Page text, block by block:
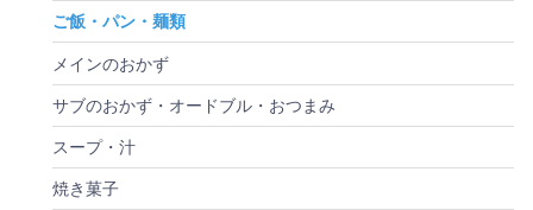
ご飯・パン・麺類
メインのおかず
サブのおかず・オードブル・おつまみ
スープ・汁
焼き菓子